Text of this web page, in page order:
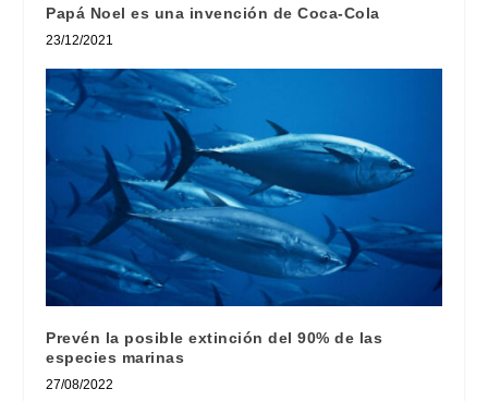
Papá Noel es una invención de Coca-Cola
23/12/2021
Prevén la posible extinción del 90% de las
especies marinas
27/08/2022